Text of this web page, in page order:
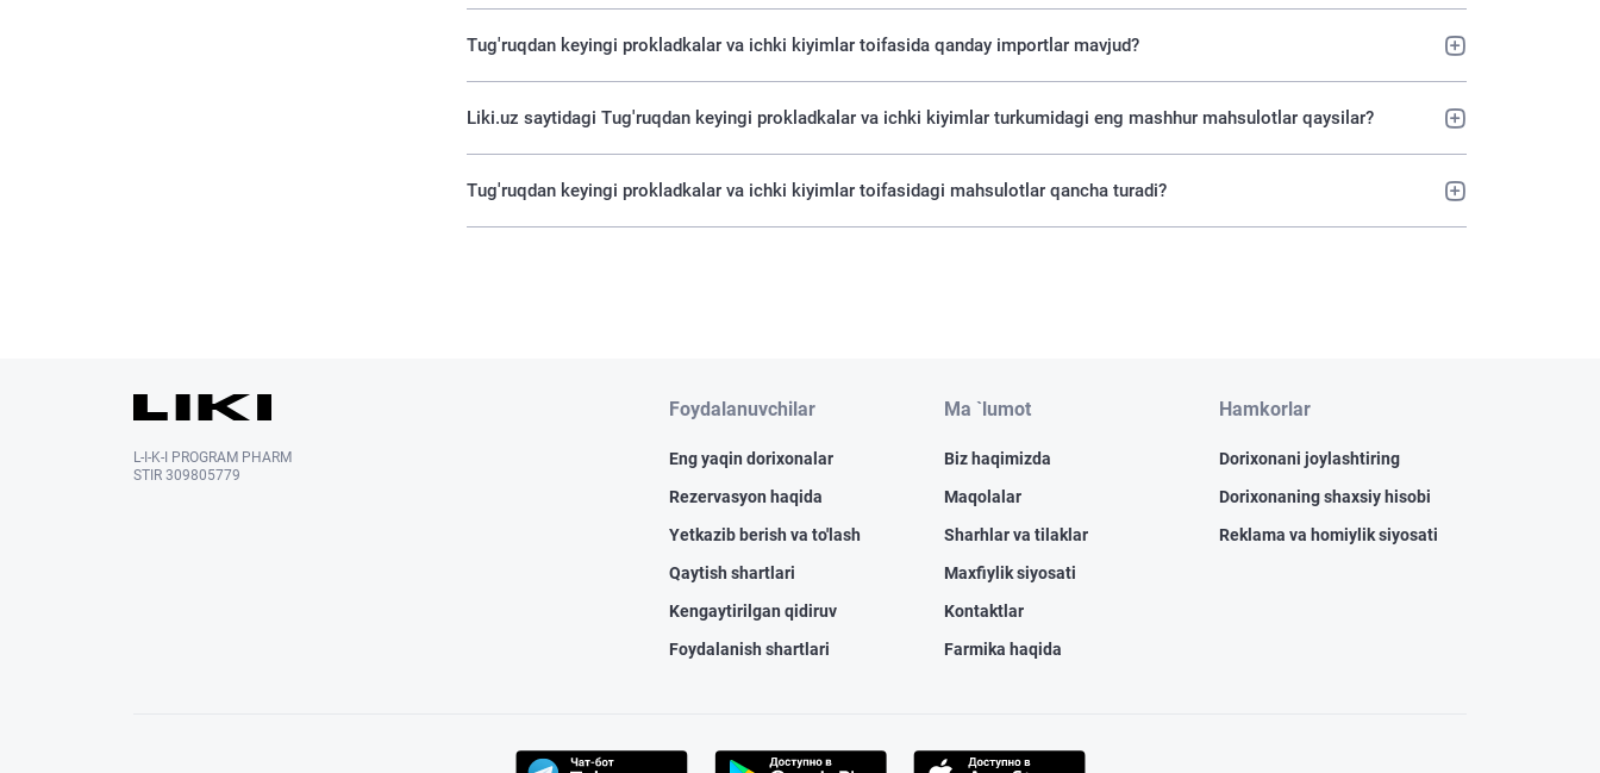
Tug'ruqdan keyingi prokladkalar va ichki kiyimlar toifasida qanday importlar mavjud?
Liki.uz saytidagi Tug'ruqdan keyingi prokladkalar va ichki kiyimlar turkumidagi eng mashhur mahsulotlar qaysilar?
Tug'ruqdan keyingi prokladkalar va ichki kiyimlar toifasidagi mahsulotlar qancha turadi?
L-I-K-I PROGRAM PHARM
STIR 309805779
Foydalanuvchilar
Eng yaqin dorixonalar
Rezervasyon haqida
Yetkazib berish va to'lash
Qaytish shartlari
Kengaytirilgan qidiruv
Foydalanish shartlari
Ma `lumot
Biz haqimizda
Maqolalar
Sharhlar va tilaklar
Maxfiylik siyosati
Kontaktlar
Farmika haqida
Hamkorlar
Dorixonani joylashtiring
Dorixonaning shaxsiy hisobi
Reklama va homiylik siyosati